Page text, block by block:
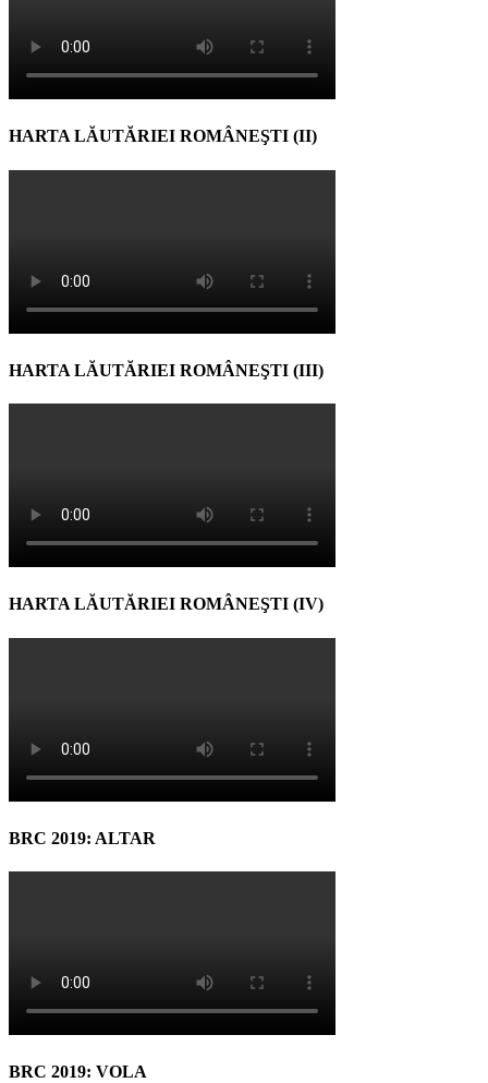
HARTA LĂUTĂRIEI ROMÂNEŞTI (II)
HARTA LĂUTĂRIEI ROMÂNEŞTI (III)
HARTA LĂUTĂRIEI ROMÂNEŞTI (IV)
BRC 2019: ALTAR
BRC 2019: VOLA